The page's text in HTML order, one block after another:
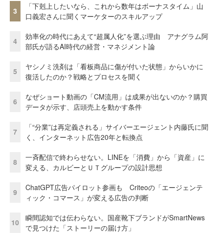
3
「下剋上したいなら、これから数年はボーナスタイム」山
口義宏さんに聞くマーケターのスキルアップ
4
効率化の時代にあえて“超属人化”を選ぶ理由 アナグラム阿
部氏が語るAI時代の経営・マネジメント論
5
ヤシノミ洗剤は「看板商品に傷が付いた状態」からいかに
復活したのか？戦略とプロセスを聞く
6
なぜショート動画の「CM流用」は成果が出ないのか？購買
データが示す、店頭売上を動かす条件
7
「“分業”は再定義される」サイバーエージェント内藤氏に聞
く、インターネット広告20年と転換点
8
一斉配信で終わらせない。LINEを「消費」から「資産」に
変える、カルビーとＵＴグループの設計思想
9
ChatGPT広告パイロット参画も Criteoの「エージェンテ
ィック・コマース」が変える広告の判断
10
瞬間認知では伝わらない。国産靴下ブランドがSmartNews
で見つけた「ストーリーの届け方」